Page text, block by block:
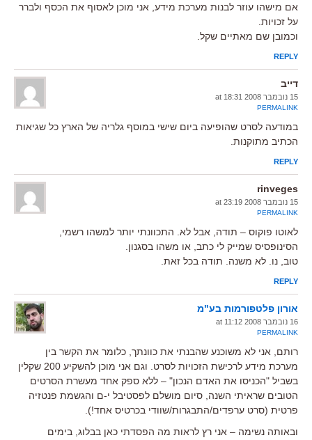
אם מישהו עוזר לבנות מערכת מידע, אני מוכן לאסוף את הכסף ולברר
על זכויות.
וכמובן שם מאתיים שקל.
REPLY
דייב
15 נובמבר 2008 at 18:31
PERMALINK
במודעה לסרט שהופיעה ביום שישי במוסף גלריה של הארץ כל שגיאות
הכתיב מתוקנות.
REPLY
rinveges
15 נובמבר 2008 at 23:19
PERMALINK
לאוטו פוקוס – תודה, אבל לא. התכוונתי יותר למשהו רשמי,
הסינופסיס שמייק לי כתב, או משהו בסגנון.
טוב, נו. לא משנה. תודה בכל זאת.
REPLY
אורון פלטפורמות בע"מ
16 נובמבר 2008 at 11:12
PERMALINK
רותם, אני לא משוכנע שהבנתי את כוונתך, כלומר את הקשר בין
מערכת מידע לרכישת הזכויות לסרט. וגם אני מוכן להשקיע 200 שקלין
בשביל "הכניסו את האדם הנכון" – ללא ספק אחד מעשרת הסרטים
הטובים שראיתי השנה, סיום מושלם לפסטיבל י-ם והגשמת פנטזיה
פרטית (סרט ערפדים/התבגרות/שוודי בכרטיס אחד!).
ובאותה נשימה – אני רץ לראות מה הפסדתי כאן בבלוג, בימים